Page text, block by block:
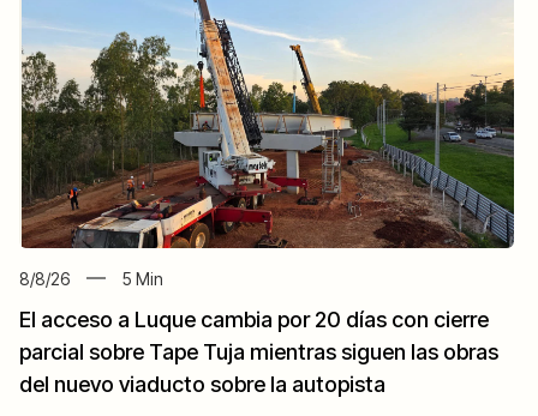
8/8/26 5 Min
El acceso a Luque cambia por 20 días con cierre
parcial sobre Tape Tuja mientras siguen las obras
del nuevo viaducto sobre la autopista